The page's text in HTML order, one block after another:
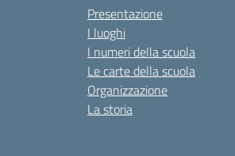
Presentazione
I luoghi
I numeri della scuola
Le carte della scuola
Organizzazione
La storia